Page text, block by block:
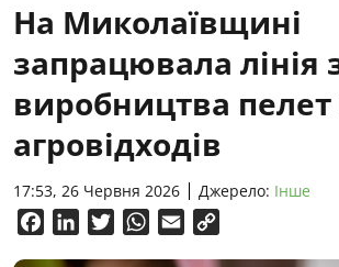
На Миколаївщині
запрацювала лінія
виробництва пелет
агровідходів
17:53, 26 Червня 2026 Джерело: Інше
FacebookLinkedInTwitterWhatsApp
Email